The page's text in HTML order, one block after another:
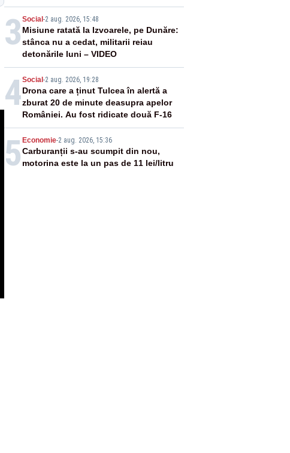
PLUS
3 Social -2 aug. 2026, 15:48
Misiune ratată la Izvoarele, pe Dunăre:
stânca nu a cedat, militarii reiau
detonările luni – VIDEO
4Social -2 aug. 2026, 19:28
Drona care a ținut Tulcea în alertă a
zburat 20 de minute deasupra apelor
României. Au fost ridicate două F-16
5 Economie-2 aug. 2026, 15:36
Carburanții s-au scumpit din nou,
motorina este la un pas de 11 lei/litru